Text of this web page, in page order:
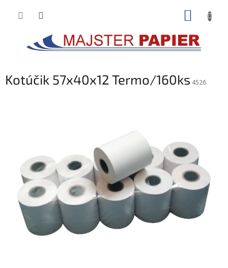
Kotúčik 57x40x12 Termo/160ks 4526